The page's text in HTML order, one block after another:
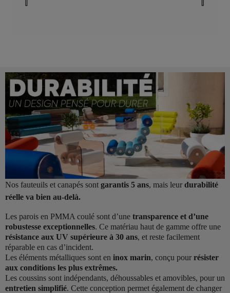
Nos fauteuils et canapés sont garantis 5 ans, mais leur durabilité
réelle va bien au-delà.
Les parois en PMMA coulé sont d’une transparence et d’une
robustesse exceptionnelles. Ce matériau haut de gamme offre une
résistance aux UV supérieure à 30 ans, et reste facilement
réparable en cas d’incident.
Les éléments métalliques sont en inox marin, conçu pour résister
aux conditions les plus extrêmes.
Les coussins sont indépendants, déhoussables et amovibles, pour un
entretien simplifié. Cette conception permet également de changer